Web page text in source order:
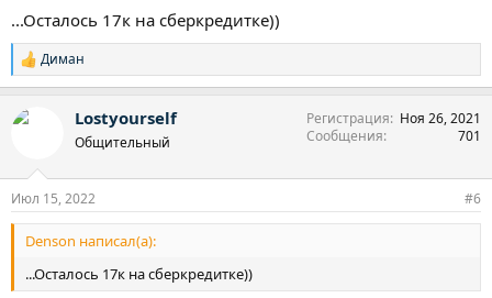
...Осталось 17к на сберкредитке))
Р
е
к
Диман
Lostyourself
Общительный
Регистрация
Ноя 26, 2021
Сообщения
701
Июл 15, 2022 #6
Denson написал(а):
...Осталось 17к на сберкредитке))